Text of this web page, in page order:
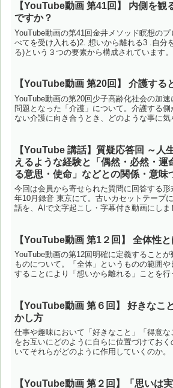
【YouTube動画 第41回】 内側を観
ですか？
YouTube動画の第41回金井メソッド瞑想の
べてを受け入れる)2. 想いから離れる3 .自分
る)という３つの要素から構成されています
【YouTube動画 第20回】 介護する
YouTube動画の第20回少子高齢化社会の加
問題となった「介護」について。介護する
ない介護に向き合うとき、どのような事に気
か。また、介護を続けていく上でいかに心
【YouTube 講話】質疑応答回 ～人
えるような経験と「偶然・必然・運
る意思・使命」などとの関係・意味
1999年10月 東京
今回は会員から寄せられた質問に回答する
年10月録音 東京にて。古いカセットテープ
話を、AIで文字起こし・字幕付き動画にしま
想を深めたい方は、ぜひ最後までご覧くだ
【YouTube動画 第1２回】 全体性と
YouTube動画の第12回明確に定義すること
ものについて。「全体」というものの範囲
することにより「想いから離れる」ことを行
【YouTube動画 第６回】 好きなこ
かし方
仕事や趣味において「好きなこと」「得意
をお互いにどのように自らに位置づけてお
いてそれらがどのように作用していくのか。
【YouTube動画 第２回】「思いは